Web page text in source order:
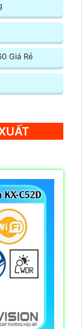
Giá Rẻ